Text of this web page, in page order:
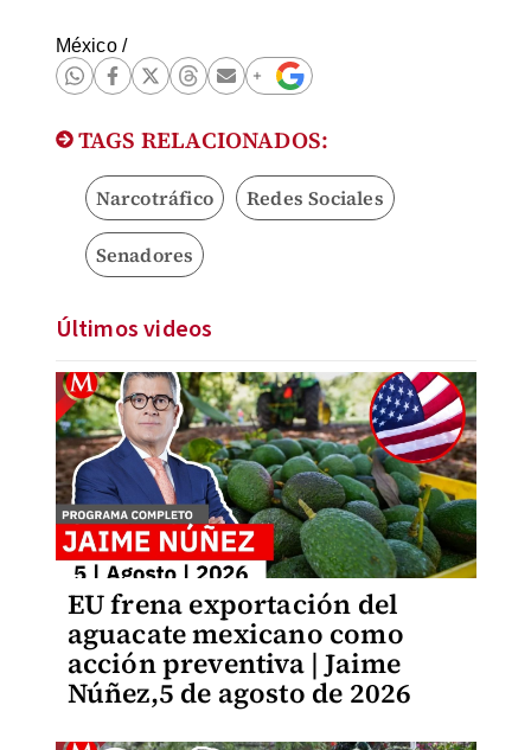
México/
TAGS RELACIONADOS:
Narcotráfico Redes Sociales
Senadores
Últimos videos
EU frena exportación del
aguacate mexicano como
acción preventiva | Jaime
Núñez,5 de agosto de 2026